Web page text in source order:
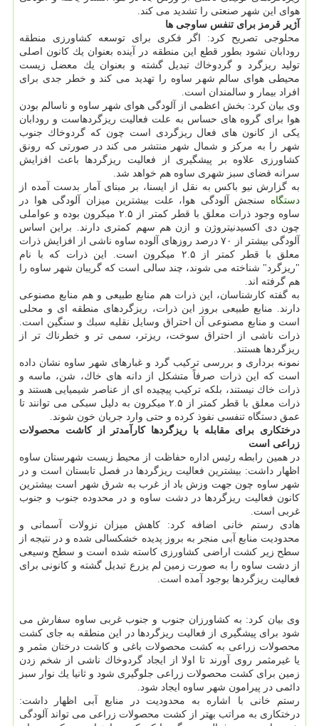
هوای این شهر صنعتی را تشدید می كند.
آژیر قرمز برای تنفس ساوجی ها
محلوجی تصریح كرد: اگر فكری برای توسعه كشاورزی منطقه
رودابان نشود بطور قطع این منطقه در آینده بعنوان یك كانون اصلی
تولید ریزگرد و گردوخاك تبدیل گشته و بعنوان یك معضل زیست
محیطی هوای سالم شهر ساوه را تهدید می كند و خطر جدی برای
افراد بیمار و سالمندان است.
وی بیان كرد: بخش اعظمی از آلودگی هوای شهر ساوه و ناسالم بودن
هوا برای گروه های حساس به علت فعالیت ریزگردهاست و رودابان
یكی از كانون های فعال ریزگردی است چون كه گردوخاك جنوب
شهر را به مركز و شمال شهر منتشر می كند در صورتی كه رونق
كشاورزی علاوه بر پیشگیری از فعالیت ریزگردها باعث افزایش
سرانه فضای سبز شهری ساوه هم خواهد شد.
به گزارش نیو باكس به نقل از ایسنا، بر مبنای آمار بدست آمده از
دستگاه سنجش آلودگی هوا، علت بیشترین میزان آلودگی هوا در
ساوه وجود ذرات معلق با قطر كمتر از ۲.۵ میكرون بوده و عواملی
چون دی اكسیدنیتروژن و ازن هم سهم كمتری دارند. براین اساس
آلودگی بیشتر از ۷۰ درصد روزهای آلوده ساوه ناشی از افزایش ذرات
معلق با قطر كمتر از ۲.۵ میكرون است. این ذرات كه با نام
"ریزگرد" شناخته می شوند، چند سالی است كه گریبان شهر ساوه را
هم گرفته اند.
به گفته كارشناسان، این ذرات هم منابع طبیعی و هم منابع مصنوعی
دارند. منابع طبیعی بروز این ذرات، ریزگردهای منطقه ای و محلی
است و منابع مصنوعی آن احتراق وسایل نقلیه سبك و سنگین است.
ذرات ناشی از احتراق سوخت، ریزتر، سمی تر و خطرناك تر از
ریزگردها هستند.
نمونه برداری و بررسی تركیب گرد و غبارهای شهر ساوه نشان داده
است كه این ذرات صرفاً متشكل از دانه های خاك، شن، ماسه و
ذرات خاك نیستند، بلكه تركیب پیچیده ای از عناصر شیمیایی هستند و
ذرات معلق با قطر كمتر از ۲.۵ میكرون به دلیل سبكی می توانند تا
عمق دستگاه تنفسی نفوذ كرده و حتی وارد جریان خون شوند.
درختكاری برای مقابله با ریزگردها كارآمدتر از كاشت محصولات
زراعی است
در همین رابطه رئیس اداره حفاظت از محیط زیست شهرستان ساوه
اظهار داشت: بیشترین فعالیت ریزگردها در فصل تابستان است و در
شهر ساوه چون جهت وزش باد از غرب به شرق شهر است بیشترین
كانون فعالیت ریزگردها در دشت ساوه و در محدوده جنوب و جنوب
غربی است.
هادی رستم خانی اضافه كرد: كاهش میزان نزولات آسمانی و
محدودیت منابع آبی منجر به بروز پدیده خشكسالی شده و در نتیجه از
سطح زیر كشت اراضی كشاورزی كاسته شده است و سطح وسیعی
از دشت ساوه را به صورت زمین لم یزرع تبدیل گشته و كانونی برای
فعالیت ریزگردها بوجود آمده است.
وی بیان كرد: به كشاورزان جنوب و جنوب غربی ساوه سفارش می
شود برای پیشگیری از فعالیت ریزگردها در این منطقه به جای كشت
محصولات زراعی به كشت محصولات باغی و كاشت درختان مثمر و
یا غیرمثمر روی آورند تا اولا از ایجاد گردوخاك ناشی از شخم زدن
زمین برای كشت محصولات زراعی جلوگیری شود و ثانیا یك نوار سبز
دائمی در پیرامون شهر ساوه ایجاد شود.
رستم خانی با اشاره به محدودیت در منابع آبی اظهار داشت:
درختكاری به مراتب بهتر از كشت محصولات زراعی می تواند آلودگی